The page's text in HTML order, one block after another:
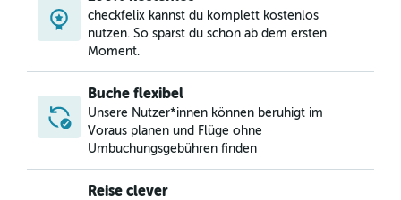
checkfelix kannst du komplett kostenlos
nutzen. So sparst du schon ab dem ersten
Moment.
Buche flexibel
Unsere Nutzer*innen können beruhigt im
Voraus planen und Flüge ohne
Umbuchungsgebühren finden
Reise clever